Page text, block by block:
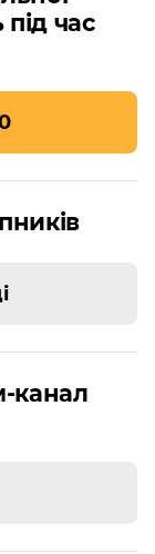
під час
канал